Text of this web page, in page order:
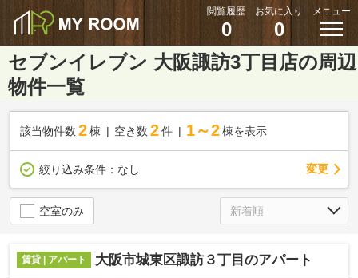
閲覧履歴
0
お気に入り
0
メニュー
セブンイレブン 大阪諏訪3丁目店の周辺
物件一覧
該当物件数 2棟 空き数 2 件 1～2 棟を表示
絞り込み条件： なし 変更
空室のみ
賃貸 | アパート 大阪市城東区諏訪３丁目のアパート